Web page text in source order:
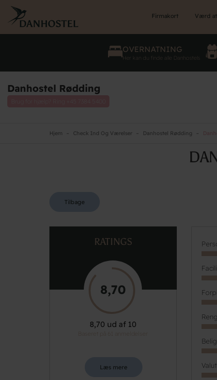
main
content
Firmakort Værd
OVERNATNING
Her kan du finde alle Danhostels
Danhostel Rødding
Hjem Check Ind Og Værelser Danhostel Rødding
Tilbage
RATINGS
8,70
8,70 ud af 10
Læs mere